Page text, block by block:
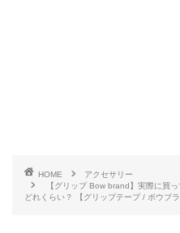
HOME
アクセサリー
【グリップ Bow brand】実際に買
どれくらい？ 【グリップテープ / ボウブラ